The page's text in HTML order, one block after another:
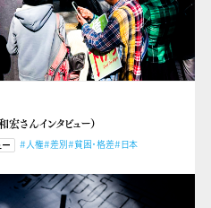
さんインタビュー）
#人権#差別#貧困・格差#日本